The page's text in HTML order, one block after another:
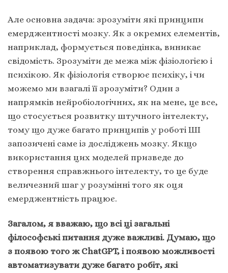
Але основна задача: зрозуміти які принципи
емерджентності мозку. Як з окремих елементів,
наприклад, формується поведінка, виникає
свідомість. Зрозуміти де межа між фізіологією і
психікою. Як фізіологія створює психіку, і чи
можемо ми взагалі її зрозуміти? Один з
напрямків нейробіологічних, як на мене, це все,
що стосується розвитку штучного інтелекту,
тому що дуже багато принципів у роботі ШІ
запозичені саме із досліджень мозку. Якщо
використання цих моделей призведе до
створення справжнього інтелекту, то це буде
величезний шаг у розумінні того як оця
емерджентність працює.
Загалом, я вважаю, що всі ці загальні
філософські питання дуже важливі. Думаю, що
з появою того ж ChatGPT, і появою можливості
автоматизувати дуже багато робіт, які